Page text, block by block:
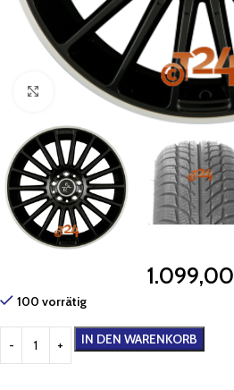
Zum Vergrößern klicken
1.099,00
100 vorrätig
IN DEN WARENKORB